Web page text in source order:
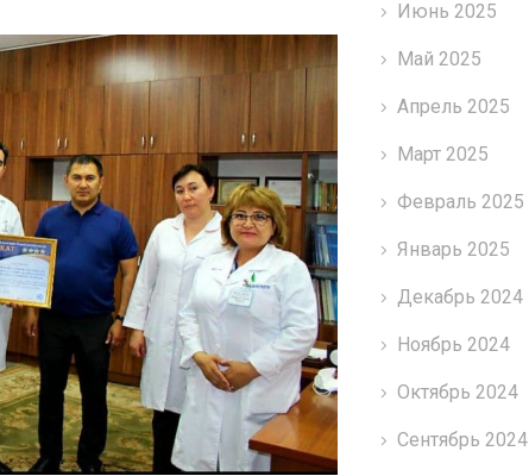
Июнь 2025
Май 2025
Апрель 2025
Март 2025
Февраль 2025
Январь 2025
Декабрь 2024
Ноябрь 2024
Октябрь 2024
Сентябрь 2024